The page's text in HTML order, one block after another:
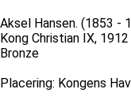
Aksel Hansen. (1853 -
Kong Christian IX, 1912
Bronze
Placering: Kongens